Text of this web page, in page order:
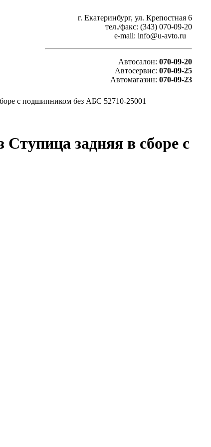
г. Екатеринбург, ул. Крепостная 6
тел./факс: (343) 070-09-20
e-mail: info@u-avto.ru
Автосалон: 070-09-20
Автосервис: 070-09-25
Автомагазин: 070-09-23
с подшипником без АБС 52710-25001
задняя в сборе с